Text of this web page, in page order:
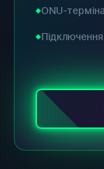
ONU-